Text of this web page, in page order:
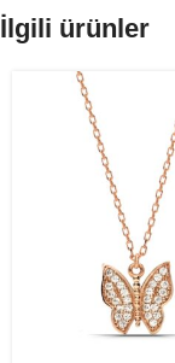
İlgili ürünler